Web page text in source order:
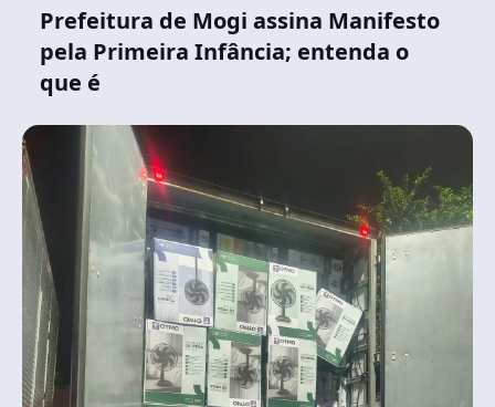
Prefeitura de Mogi assina Manifesto
pela Primeira Infância; entenda o
que é